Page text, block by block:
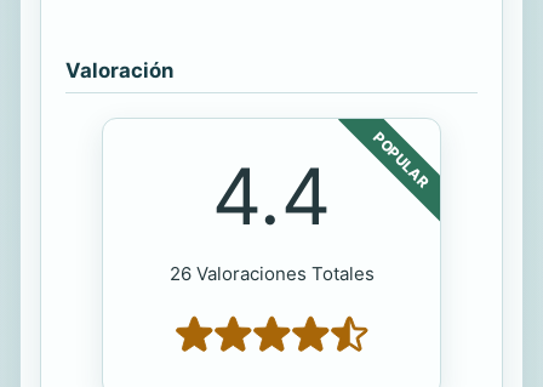
Valoración
POPULAR
4.4
26 Valoraciones Totales